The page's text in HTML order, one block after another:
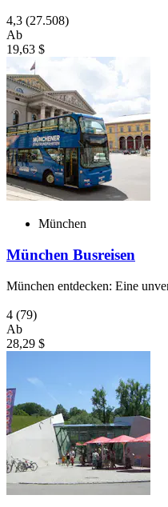
4,3 (27.508)
Ab
19,63 $
München
München Busreisen
München entdecken: Eine
4 (79)
Ab
28,29 $